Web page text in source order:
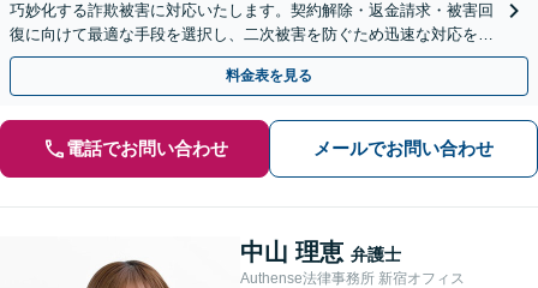
巧妙化する詐欺被害に対応いたします。契約解除・返金請求・被害回
復に向けて最適な手段を選択し、二次被害を防ぐため迅速な対応を心
がけます【都庁前駅直結】【複数拠点あり】
料金表を見る
電話でお問い合わせ メールでお問い合わせ
中山 理恵 弁護士
Authense法律事務所 新宿オフィス